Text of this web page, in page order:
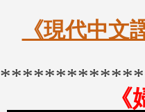
《現代中文